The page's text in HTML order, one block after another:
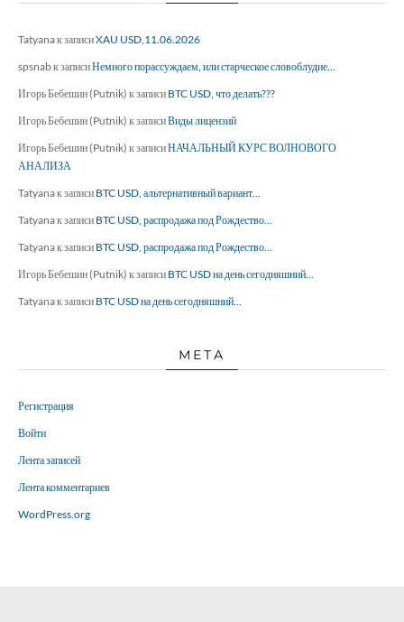
Tatyanaк записиXAU USD,11.06.2026
spsnabк записиНемного порассуждаем, или старческое словоблудие…
Игорь Бебешин (Putnik) к записи BTC USD, что делать???
Игорь Бебешин (Putnik) к записиВиды лицензий
Игорь Бебешин (Putnik) к записиНАЧАЛЬНЫЙ КУРС ВОЛНОВОГО
АНАЛИЗА
Tatyanaк записи BTC USD, альтернативный вариант…
Tatyanaк записи BTC USD, распродажа под Рождество…
Tatyanaк записи BTC USD, распродажа под Рождество…
Игорь Бебешин (Putnik) к записи BTC USD на день сегодняшний…
Tatyanaк записи BTC USD на день сегодняшний…
МЕТА
Регистрация
Войти
Лента записей
Лента комментариев
WordPress.org